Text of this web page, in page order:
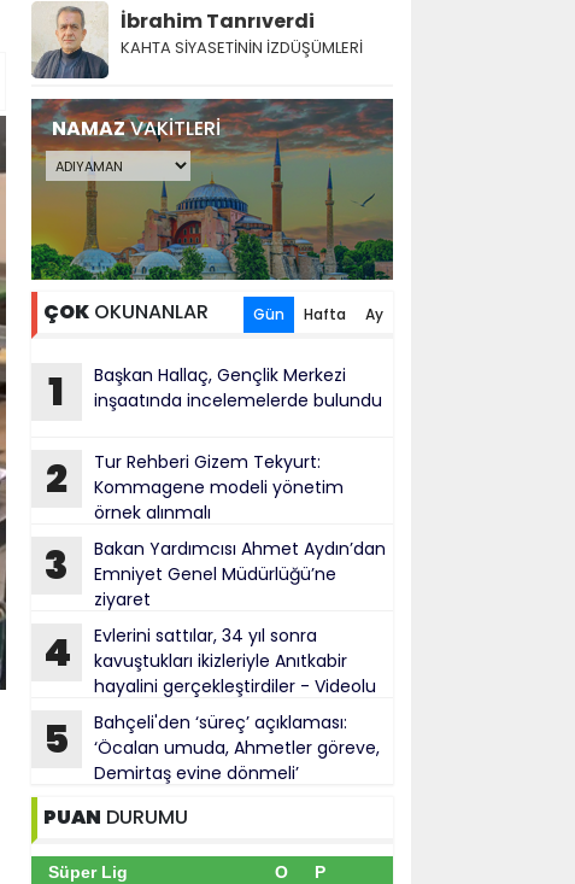
İbrahim Tanrıverdi
KAHTA SİYASETİNİN İZDÜŞÜMLERİ
NAMAZVAKİTLERİ
ÇOKOKUNANLAR Gün Hafta Ay
1
Başkan Hallaç, Gençlik Merkezi
inşaatında incelemelerde bulundu
2
Tur Rehberi Gizem Tekyurt:
Kommagene modeli yönetim
örnek alınmalı
3
Bakan Yardımcısı Ahmet Aydın’dan
Emniyet Genel Müdürlüğü’ne
ziyaret
4
Evlerini sattılar, 34 yıl sonra
kavuştukları ikizleriyle Anıtkabir
hayalini gerçekleştirdiler - Videolu
5
Bahçeli'den ‘süreç’ açıklaması:
‘Öcalan umuda, Ahmetler göreve,
Demirtaş evine dönmeli’
PUAN DURUMU
Süper Lig O P